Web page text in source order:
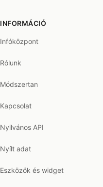
INFORMÁCIÓ
Infóközpont
Rólunk
Módszertan
Kapcsolat
Nyilvános API
Nyílt adat
Eszközök és widget